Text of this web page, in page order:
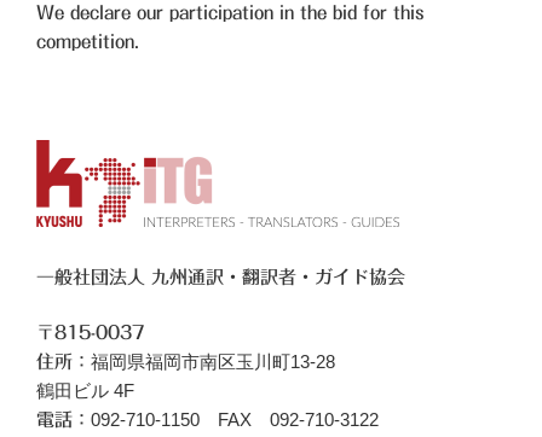
We declare our participation in the bid for this
competition.
一般社団法人 九州通訳・翻訳者・ガイド協会
〒815-0037
住所： 福岡県福岡市南区玉川町13-28
鶴田ビル 4F
電話： 092-710-1150 FAX 092-710-3122